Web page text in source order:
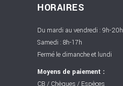
HORAIRES
Du mardi au vendredi : 9h-20h
Samedi : 8h-17h
Fermé le dimanche et lundi
Moyens de paiement :
CB / Chèques / Espèces